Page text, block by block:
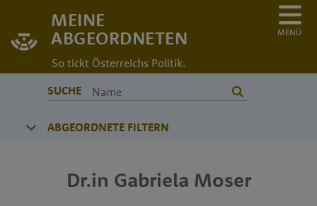
MEINE
ABGEORDNETEN
So tickt Österreichs Politik.
MENÜ
SUCHE
ABGEORDNETE FILTERN
Dr.in Gabriela Moser